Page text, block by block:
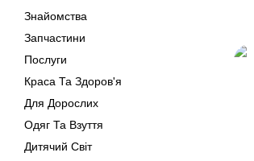
Знайомства
Запчастини
Послуги
Краса Та Здоров'я
Для Дорослих
Одяг Та Взуття
Дитячий Світ